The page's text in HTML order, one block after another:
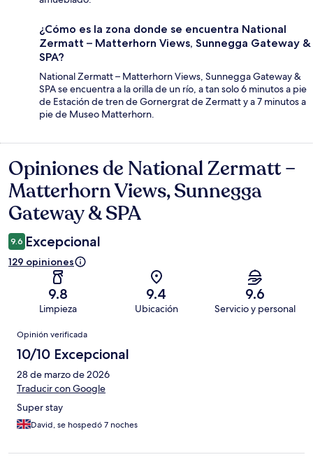
¿Cómo es la zona donde se encuentra National
Zermatt – Matterhorn Views, Sunnegga Gateway &
SPA?
National Zermatt – Matterhorn Views, Sunnegga Gateway &
SPA se encuentra a la orilla de un río, a tan solo 6 minutos a pie
de Estación de tren de Gornergrat de Zermatt y a 7 minutos a
pie de Museo Matterhorn.
Opiniones
Opiniones de National Zermatt –
Matterhorn Views, Sunnegga
Gateway & SPA
9.6 Excepcional
129 opiniones
9.8
Limpieza
9.4
Ubicación
9.6
Servicio y personal
Opiniones
Opinión verificada
10/10 Excepcional
28 de marzo de 2026
Traducir con Google
Super stay
David, se hospedó 7 noches